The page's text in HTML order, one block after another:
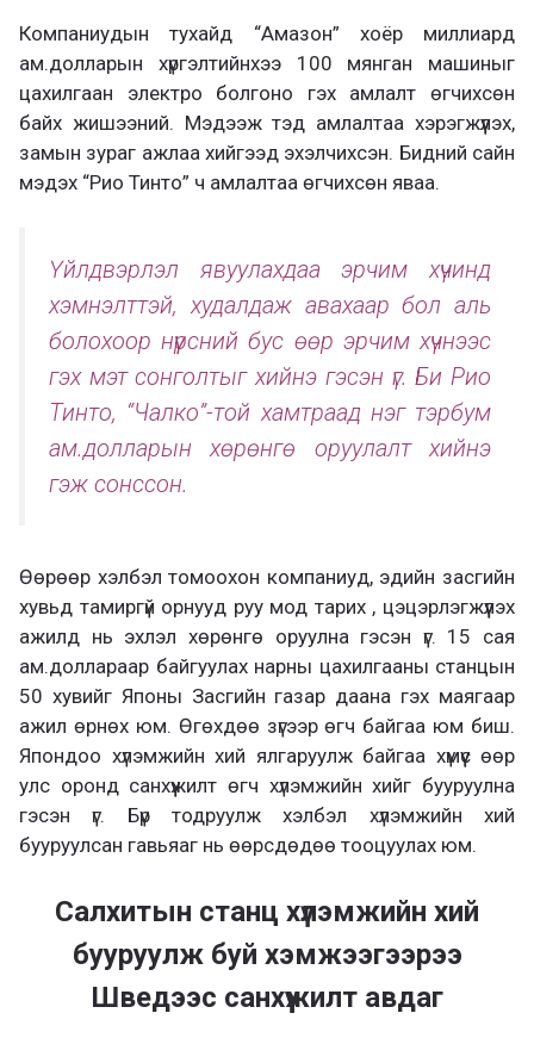
Компаниудын тухайд “Амазон” хоёр миллиард
ам.долларын хүргэлтийнхээ 100 мянган машиныг
цахилгаан электро болгоно гэх амлалт өгчихсөн
байх жишээний. Мэдээж тэд амлалтаа хэрэгжүүлэх,
замын зураг ажлаа хийгээд эхэлчихсэн. Бидний сайн
мэдэх “Рио Тинто” ч амлалтаа өгчихсөн яваа.
Үйлдвэрлэл явуулахдаа эрчим хүчинд
хэмнэлттэй, худалдаж авахаар бол аль
болохоор нүүрсний бус өөр эрчим хүчнээс
гэх мэт сонголтыг хийнэ гэсэн үг. Би Рио
Тинто, “Чалко”-той хамтраад нэг тэрбум
ам.долларын хөрөнгө оруулалт хийнэ
гэж сонссон.
Өөрөөр хэлбэл томоохон компаниуд, эдийн засгийн
хувьд тамиргүй орнууд руу мод тарих , цэцэрлэгжүүлэх
ажилд нь эхлэл хөрөнгө оруулна гэсэн үг. 15 сая
ам.доллараар байгуулах нарны цахилгааны станцын
50 хувийг Японы Засгийн газар даана гэх маягаар
ажил өрнөх юм. Өгөхдөө зүгээр өгч байгаа юм биш.
Япондоо хүлэмжийн хий ялгаруулж байгаа хүмүүс өөр
улс оронд санхүүжилт өгч хүлэмжийн хийг бууруулна
гэсэн үг. Бүр тодруулж хэлбэл хүлэмжийн хий
бууруулсан гавьяаг нь өөрсдөдөө тооцуулах юм.
Салхитын станц хүлэмжийн хий
бууруулж буй хэмжээгээрээ
Шведээс санхүүжилт авдаг